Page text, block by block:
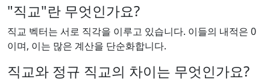
"직교"란 무엇인가요?
직교 벡터는 서로 직각을 이루고 있습니다. 이들의 내적은 0
이며, 이는 많은 계산을 단순화합니다.
직교와 정규 직교의 차이는 무엇인가요?